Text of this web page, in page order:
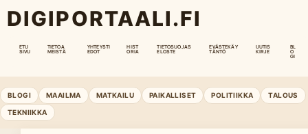
DIGIPORTAALI.FI
ETU
SIVU
TIETOA
MEISTÄ
YHTEYSTI
EDOT
HIST
ORIA
TIETOSUOJAS
ELOSTE
EVÄSTEKÄY
TÄNTÖ
UUTIS
KIRJE
BL
O
GI
BLOGI MAAILMA MATKAILU PAIKALLISET POLITIIKKA TALOUS
TEKNIIKKA